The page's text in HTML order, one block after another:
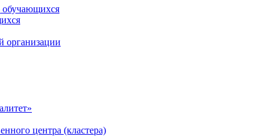
обучающихся
организации
центра (кластера)